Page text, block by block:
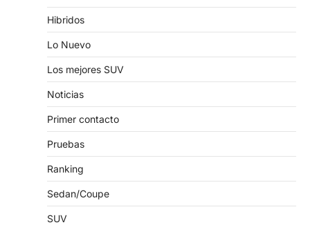
Hibridos
Lo Nuevo
Los mejores SUV
Noticias
Primer contacto
Pruebas
Ranking
Sedan/Coupe
SUV